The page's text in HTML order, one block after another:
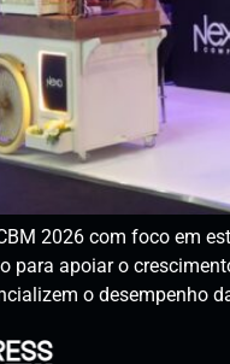
2026 com foco em
para apoiar o
o desempenho